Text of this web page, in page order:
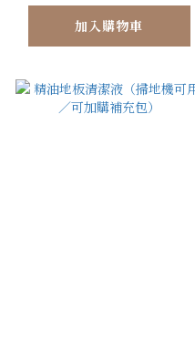
加入購物車